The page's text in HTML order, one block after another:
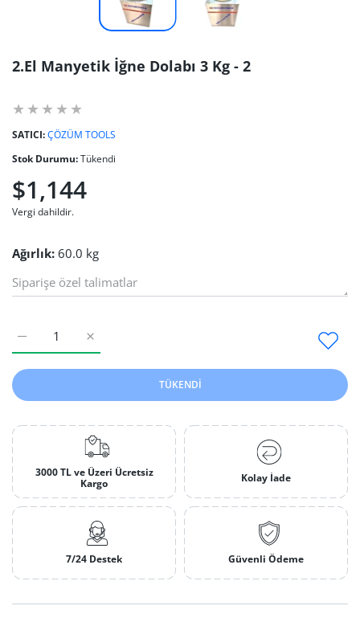
2.El Manyetik İğne Dolabı 3 Kg - 2
SATICI:ÇÖZÜM TOOLS
Stok Durumu:Tükendi
$1,144
Vergi dahildir.
Ağırlık: 60.0 kg
2.El Manyetik İğne Dolabı 3 Kg - 2 Default Title
2.El Manyetik İğne Dolabı 3 Kg - 2 Default Title için adedi
TÜKENDI
3000 TL ve Üzeri Ücretsiz
Kargo
Kolay İade
7/24 Destek Güvenli Ödeme